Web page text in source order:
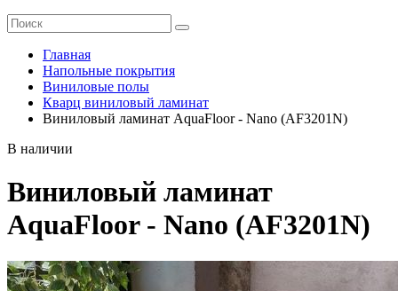
Главная
Напольные покрытия
Виниловые полы
Кварц виниловый ламинат
Виниловый ламинат AquaFloor - Nano (AF3201N)
В наличии
Виниловый ламинат
AquaFloor - Nano (AF3201N)